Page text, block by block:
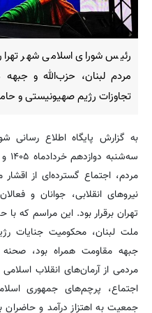
رئیس شورای اسلامی شهر
مردم لبنان، حزب‌الله و
تجاوزات رژیم صهیونیستی و
به گزارش پایگاه اطلاع رسانی
مردم، اجتماع گسترده‌ای از
نیروهای انقلابی، جوانان و
تهران برقرار بود. این مراسم که
ملت لبنان، محکومیت جنایات
جبهه مقاومت همراه بود،
مردمی از آرمان‌های انقلاب
اجتماع، پرچم‌های جمهوری
جمعیت به اهتزاز درآمد و حاضران